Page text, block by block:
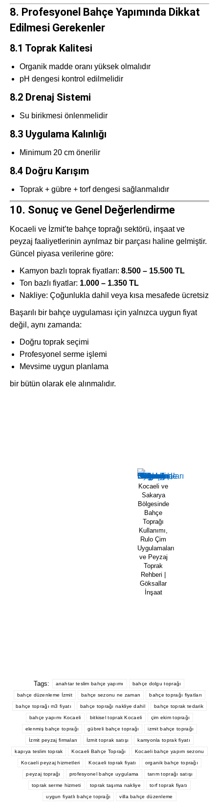
8. Profesyonel Bahçe Yapımında Dikkat
Edilmesi Gerekenler
8.1 Toprak Kalitesi
Organik madde oranı yüksek olmalıdır
pH dengesi kontrol edilmelidir
8.2 Drenaj Sistemi
Su birikmesi önlenmelidir
8.3 Uygulama Kalınlığı
Minimum 20 cm önerilir
8.4 Doğru Karışım
Toprak + gübre + torf dengesi sağlanmalıdır
10. Sonuç ve Genel Değerlendirme
Kocaeli ve İzmit’te bahçe toprağı sektörü, inşaat ve
peyzaj faaliyetlerinin ayrılmaz bir parçası haline gelmiştir.
Güncel piyasa verilerine göre:
Kamyon bazlı toprak fiyatları: 8.500 – 15.500 TL
Ton bazlı fiyatlar: 1.000 – 1.350 TL
Nakliye: Çoğunlukla dahil veya kısa mesafede ücretsiz
Başarılı bir bahçe uygulaması için yalnızca uygun fiyat
değil, aynı zamanda:
Doğru toprak seçimi
Profesyonel serme işlemi
Mevsime uygun planlama
bir bütün olarak ele alınmalıdır.
Kocaeli ve
Sakarya
Bölgesinde
Bahçe
Toprağı
Kullanımı,
Rulo Çim
Uygulamaları
ve Peyzaj
Toprak
Rehberi |
Göksallar
İnşaat
Tags: anahtar teslim bahçe yapımı bahçe dolgu toprağı
bahçe düzenleme İzmit bahçe sezonu ne zaman bahçe toprağı fiyatları
bahçe toprağı m3 fiyatı bahçe toprağı nakliye dahil bahçe toprak tedarik
bahçe yapımı Kocaeli bitkisel toprak Kocaeli çim ekim toprağı
elenmiş bahçe toprağı gübreli bahçe toprağı izmit bahçe toprağı
İzmit peyzaj firmaları İzmit toprak satışı kamyonla toprak fiyatı
kapıya teslim toprak Kocaeli Bahçe Toprağı Kocaeli bahçe yapım sezonu
Kocaeli peyzaj hizmetleri Kocaeli toprak fiyatı organik bahçe toprağı
peyzaj toprağı profesyonel bahçe uygulama tarım toprağı satışı
toprak serme hizmeti toprak taşıma nakliye torf toprak fiyatı
uygun fiyatlı bahçe toprağı villa bahçe düzenleme